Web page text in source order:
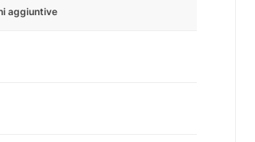
aggiuntive